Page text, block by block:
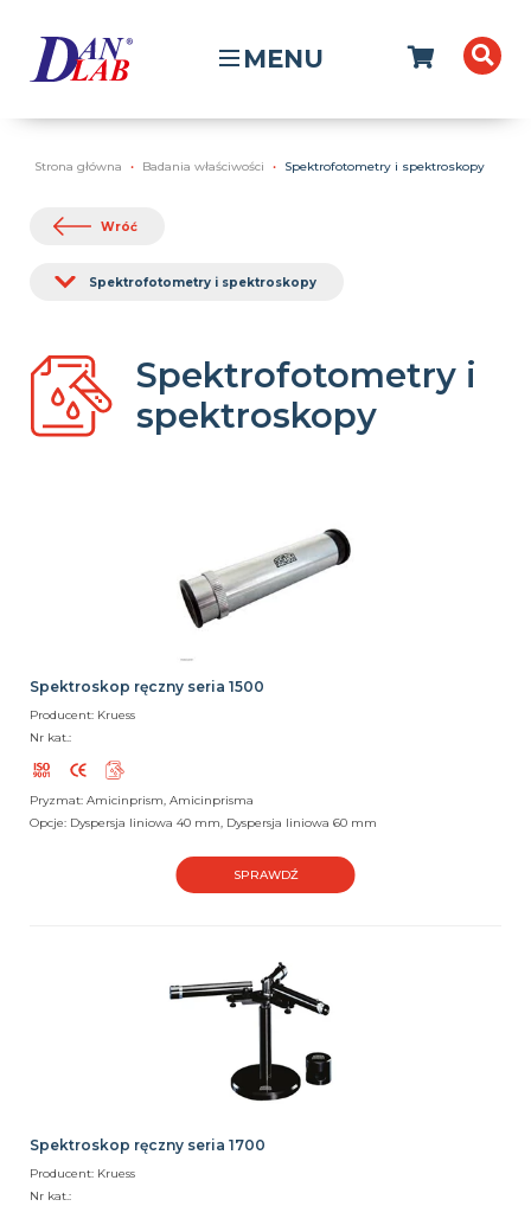
MENU
Strona główna Badania właściwości Spektrofotometry i spektroskopy
Wróć
Spektrofotometry i spektroskopy
Spektrofotometry i
spektroskopy
Spektroskop ręczny seria 1500
Producent: Kruess
Nr kat.:
Pryzmat: Amicinprism, Amicinprisma
Opcje: Dyspersja liniowa 40 mm, Dyspersja liniowa 60 mm
SPRAWDŹ
Spektroskop ręczny seria 1700
Producent: Kruess
Nr kat.: